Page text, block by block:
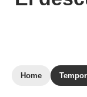
Home